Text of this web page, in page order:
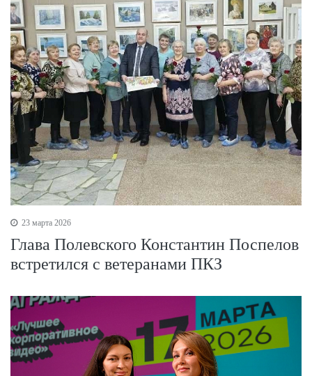
23 марта 2026
Глава Полевского Константин Поспелов
встретился с ветеранами ПКЗ